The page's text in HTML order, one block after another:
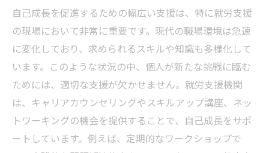
自己成長を促進するための幅広い支援は、特に就労支援
の現場において非常に重要です。現代の職場環境は急速
に変化しており、求められるスキルや知識も多様化して
います。このような状況の中、個人が新たな挑戦に臨む
ためには、適切な支援が欠かせません。就労支援機関
は、キャリアカウンセリングやスキルアップ講座、ネッ
トワーキングの機会を提供することで、自己成長をサポ
ートしています。例えば、定期的なワークショップで